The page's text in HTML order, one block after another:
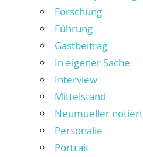
Forschung
Führung
Gastbeitrag
In eigener Sache
Interview
Mittelstand
Neumueller notiert
Personalie
Portrait